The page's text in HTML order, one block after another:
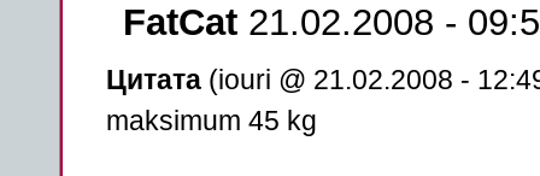
FatCat 21.02.2008 -
Цитата(iouri @ 21.02.2008 -
maksimum 45 kg